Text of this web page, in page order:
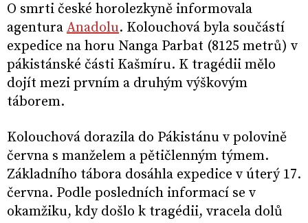
O smrti české horolezkyně informovala
agentura Anadolu. Kolouchová byla součástí
expedice na horu Nanga Parbat (8125 metrů) v
pákistánské části Kašmíru. K tragédii mělo
dojít mezi prvním a druhým výškovým
táborem.
Kolouchová dorazila do Pákistánu v polovině
června s manželem a pětičlenným týmem.
Základního tábora dosáhla expedice v úterý 17.
června. Podle posledních informací se v
okamžiku, kdy došlo k tragédii, vracela dolů